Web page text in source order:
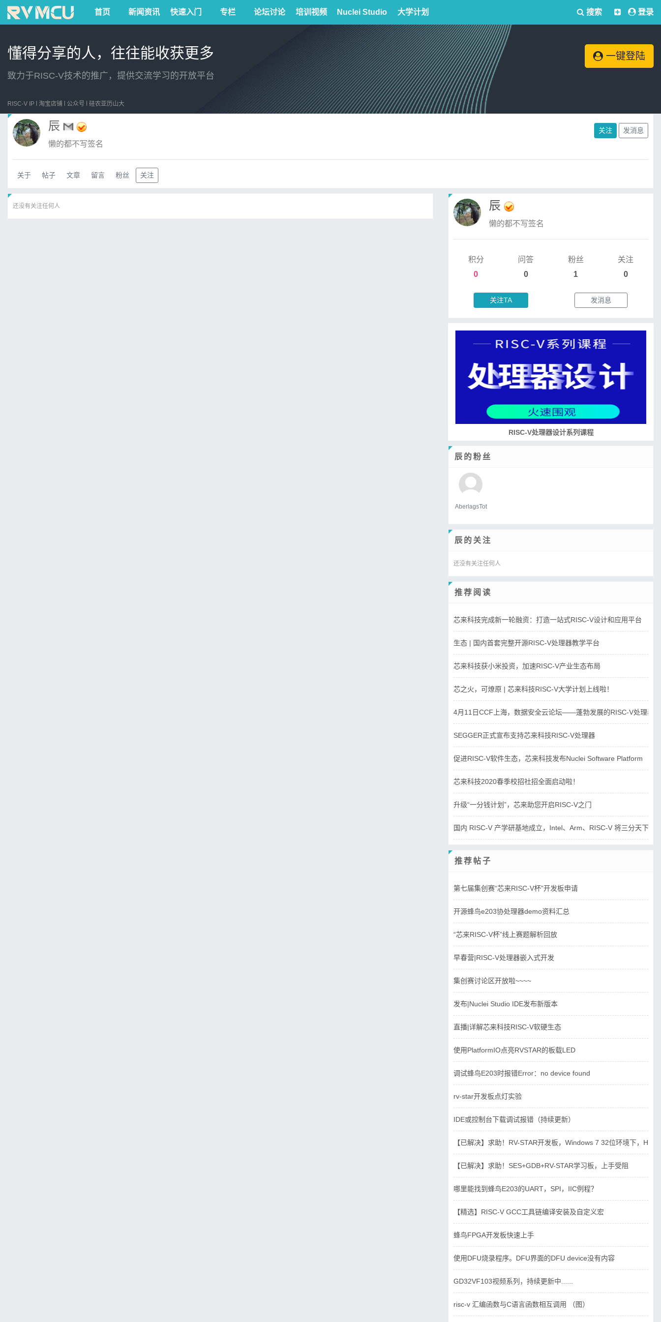
首页 新闻资讯 快速入门 专栏 论坛讨论 培训视频 Nuclei Studio 大学计划 搜索 登录
懂得分享的人，往往能收获更多
致力于RISC-V技术的推广，提供交流学习的开放平台
一键登陆
RISC-V IP 淘宝店铺 公众号 硅农亚历山大
辰
懒的都不写签名
关注 发消息
关于 帖子 文章 留言 粉丝 关注
还没有关注任何人 辰
懒的都不写签名
积分
0
问答
0
粉丝
1
关注
0
关注TA 发消息
RISC-V处理器设计系列课程
辰的粉丝
AberlagsTot
辰的关注
还没有关注任何人
推荐阅读
芯来科技完成新一轮融资：打造一站式RISC-V设计和应用平台
生态 | 国内首套完整开源RISC-V处理器教学平台
芯来科技获小米投资，加速RISC-V产业生态布局
芯之火，可燎原 | 芯来科技RISC-V大学计划上线啦！
4月11日CCF上海，数据安全云论坛——蓬勃发展的RISC-V处理器
SEGGER正式宣布支持芯来科技RISC-V处理器
促进RISC-V软件生态，芯来科技发布Nuclei Software Platform
芯来科技2020春季校招社招全面启动啦！
升级“一分钱计划”，芯来助您开启RISC-V之门
国内 RISC-V 产学研基地成立，Intel、Arm、RISC-V 将三分天下？
推荐帖子
第七届集创赛“芯来RISC-V杯”开发板申请
开源蜂鸟e203协处理器demo资料汇总
“芯来RISC-V杯”线上赛题解析回放
早春营|RISC-V处理器嵌入式开发
集创赛讨论区开放啦~~~~
发布|Nuclei Studio IDE发布新版本
直播|详解芯来科技RISC-V软硬生态
使用PlatformIO点亮RVSTAR的板载LED
调试蜂鸟E203时报错Error：no device found
rv-star开发板点灯实验
IDE或控制台下载调试报错（持续更新）
【已解决】求助！RV-STAR开发板，Windows 7 32位环境下，
【已解决】求助！SES+GDB+RV-STAR学习板，上手受阻
哪里能找到蜂鸟E203的UART，SPI，IIC例程？
【精选】RISC-V GCC工具链编译安装及自定义宏
蜂鸟FPGA开发板快速上手
使用DFU烧录程序。DFU界面的DFU device没有内容
GD32VF103视频系列，持续更新中......
risc-v 汇编函数与C语言函数相互调用 （图）